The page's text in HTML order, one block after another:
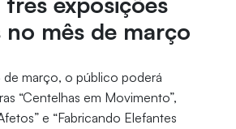
mês de março
de março, o público poderá
“Centelhas em Movimento”,
e “Fabricando Elefantes